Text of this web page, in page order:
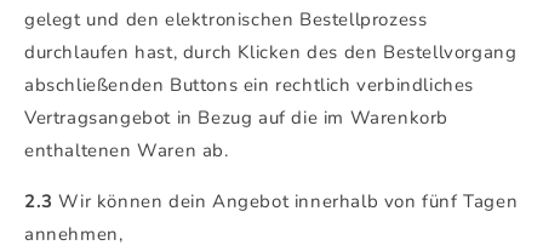
gelegt und den elektronischen Bestellprozess
durchlaufen hast, durch Klicken des den Bestellvorgang
abschließenden Buttons ein rechtlich verbindliches
Vertragsangebot in Bezug auf die im Warenkorb
enthaltenen Waren ab.
2.3 Wir können dein Angebot innerhalb von fünf Tagen
annehmen,